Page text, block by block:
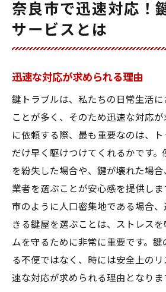
奈良市で迅速対応！
サービスとは
迅速な対応が求められる理由
鍵トラブルは、私たちの日常生活
ことが多く、そのため迅速な対応
に依頼する際、最も重要なのは、
だけ早く駆けつけてくれるかです
を紛失した場合や、鍵が壊れた場
業者を選ぶことが安心感を提供しま
市のように人口密集地である場合
きる鍵屋を選ぶことは、ストレス
ムを守るために非常に重要です。
る不便ではなく、時には安全上の
速な対応が求められる理由となりま